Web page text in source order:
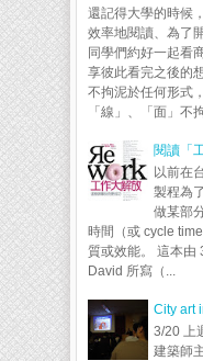
還記得大學的時候
效率地閱讀、為了
同學們約好一起看
享彼此看完之後的
不拘泥於任何形式
「線」、「面」不
閱讀「
以前在
製程為
做某部
時間（或 cycle
質或效能。 這本由
David 所寫（...
City art
3/20 上
建築師